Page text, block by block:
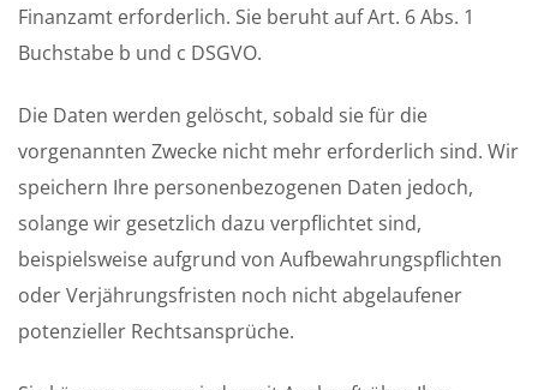
Finanzamt erforderlich. Sie beruht auf Art. 6 Abs. 1
Buchstabe b und c DSGVO.
Die Daten werden gelöscht, sobald sie für die
vorgenannten Zwecke nicht mehr erforderlich sind. Wir
speichern Ihre personenbezogenen Daten jedoch,
solange wir gesetzlich dazu verpflichtet sind,
beispielsweise aufgrund von Aufbewahrungspflichten
oder Verjährungsfristen noch nicht abgelaufener
potenzieller Rechtsansprüche.